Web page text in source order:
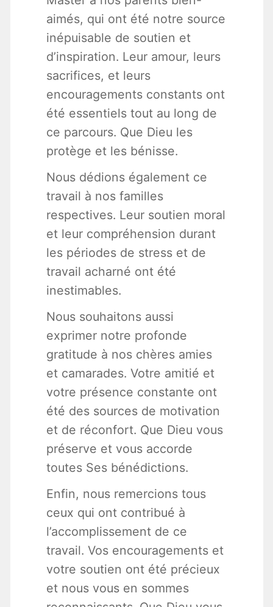
aimés, qui ont été notre source
inépuisable de soutien et
d’inspiration. Leur amour, leurs
sacrifices, et leurs
encouragements constants ont
été essentiels tout au long de
ce parcours. Que Dieu les
protège et les bénisse.
Nous dédions également ce
travail à nos familles
respectives. Leur soutien moral
et leur compréhension durant
les périodes de stress et de
travail acharné ont été
inestimables.
Nous souhaitons aussi
exprimer notre profonde
gratitude à nos chères amies
et camarades. Votre amitié et
votre présence constante ont
été des sources de motivation
et de réconfort. Que Dieu vous
préserve et vous accorde
toutes Ses bénédictions.
Enfin, nous remercions tous
ceux qui ont contribué à
l’accomplissement de ce
travail. Vos encouragements et
votre soutien ont été précieux
et nous vous en sommes